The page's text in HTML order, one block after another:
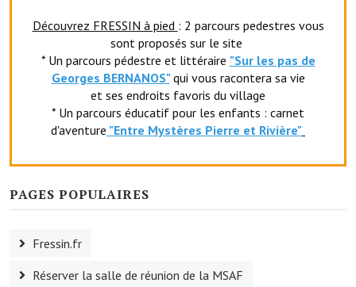
Liste et coordonnées des associations
TOURISME, PATRIMOINE
Fressin, ville d'histoire
Georges Bernanos
Village d'art
Découvrez FRESSIN à pied : 2 parcours pedestres vous
sont proposés sur le site
* Un parcours pédestre et littéraire "Sur les pas de
Georges BERNANOS" qui vous racontera sa vie
et ses endroits favoris du village
* Un parcours éducatif pour les enfants : carnet
d'aventure "Entre Mystères Pierre et Rivière"
PAGES POPULAIRES
Fressin.fr
Réserver la salle de réunion de la MSAF